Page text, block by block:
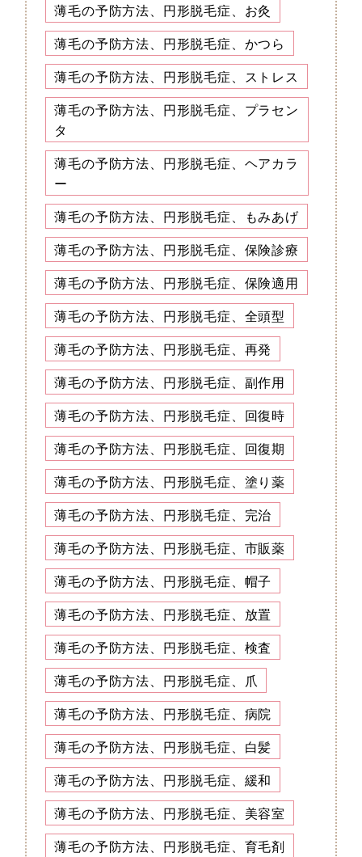
薄毛の予防方法、円形脱毛症、お灸
薄毛の予防方法、円形脱毛症、かつら
薄毛の予防方法、円形脱毛症、ストレス
薄毛の予防方法、円形脱毛症、プラセン
タ
薄毛の予防方法、円形脱毛症、ヘアカラ
ー
薄毛の予防方法、円形脱毛症、もみあげ
薄毛の予防方法、円形脱毛症、保険診療
薄毛の予防方法、円形脱毛症、保険適用
薄毛の予防方法、円形脱毛症、全頭型
薄毛の予防方法、円形脱毛症、再発
薄毛の予防方法、円形脱毛症、副作用
薄毛の予防方法、円形脱毛症、回復時
薄毛の予防方法、円形脱毛症、回復期
薄毛の予防方法、円形脱毛症、塗り薬
薄毛の予防方法、円形脱毛症、完治
薄毛の予防方法、円形脱毛症、市販薬
薄毛の予防方法、円形脱毛症、帽子
薄毛の予防方法、円形脱毛症、放置
薄毛の予防方法、円形脱毛症、検査
薄毛の予防方法、円形脱毛症、爪
薄毛の予防方法、円形脱毛症、病院
薄毛の予防方法、円形脱毛症、白髪
薄毛の予防方法、円形脱毛症、緩和
薄毛の予防方法、円形脱毛症、美容室
薄毛の予防方法、円形脱毛症、育毛剤